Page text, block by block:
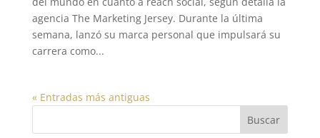
agencia The Marketing Jersey. Durante la última
semana, lanzó su marca personal que impulsará su
carrera como...
« Entradas más antiguas